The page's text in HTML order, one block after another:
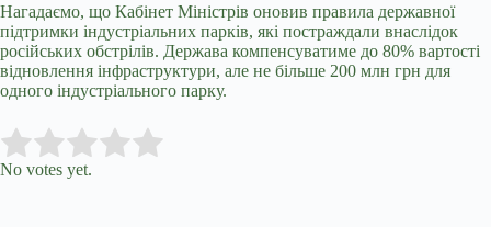
Нагадаємо, що Кабінет Міністрів оновив правила державної
підтримки індустріальних парків, які постраждали внаслідок
російських обстрілів. Держава компенсуватиме до 80% вартості
відновлення інфраструктури, але не більше 200 млн грн для
одного індустріального парку.
Rate this item:
No votes yet.